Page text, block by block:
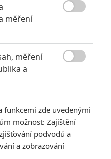
padajícím troskám
0 0
klesat bez Činy a
nestane ,až Film
připravené na
měření
měření
a
funkcemi zde uvedenými
možnost: Zajištění
podvodů a
a zobrazování